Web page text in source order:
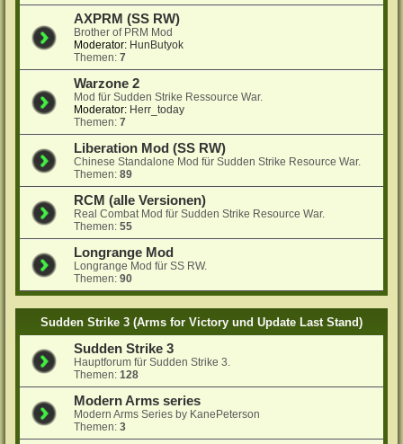
AXPRM (SS RW)
Brother of PRM Mod
Moderator: HunButyok
Themen:7
Warzone 2
Mod für Sudden Strike Ressource War.
Moderator: Herr_today
Themen:7
Liberation Mod (SS RW)
Chinese Standalone Mod für Sudden Strike Resource War.
Themen:89
RCM (alle Versionen)
Real Combat Mod für Sudden Strike Resource War.
Themen:55
Longrange Mod
Longrange Mod für SS RW.
Themen:90
Sudden Strike 3 (Arms for Victory und Update Last Stand)
Sudden Strike 3
Hauptforum für Sudden Strike 3.
Themen:128
Modern Arms series
Modern Arms Series by KanePeterson
Themen:3